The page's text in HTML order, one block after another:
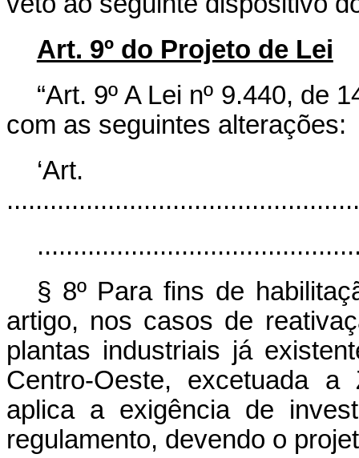
Art. 9º do Projeto de Lei
“Art. 9º A Lei nº 9.440, de
com as seguintes alterações:
§ 8º Para fins de
artigo, nos casos de
plantas industriais já
Centro-Oeste, excetuada
aplica a exigência de
regulamento, devendo o